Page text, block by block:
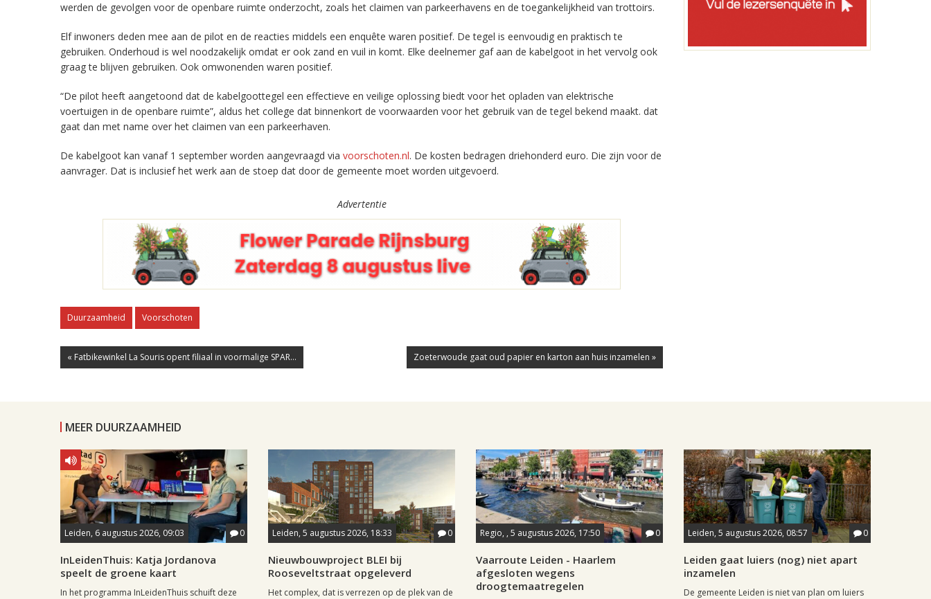
werden de gevolgen voor de openbare ruimte onderzocht, zoals het claimen van parkeerhavens en de toegankelijkheid van trottoirs.
Elf inwoners deden mee aan de pilot en de reacties middels een enquête waren positief. De tegel is eenvoudig en praktisch te
gebruiken. Onderhoud is wel noodzakelijk omdat er ook zand en vuil in komt. Elke deelnemer gaf aan de kabelgoot in het vervolg ook
graag te blijven gebruiken. Ook omwonenden waren positief.
“De pilot heeft aangetoond dat de kabelgoottegel een effectieve en veilige oplossing biedt voor het opladen van elektrische
voertuigen in de openbare ruimte”, aldus het college dat binnenkort de voorwaarden voor het gebruik van de tegel bekend maakt. dat
gaat dan met name over het claimen van een parkeerhaven.
De kabelgoot kan vanaf 1 september worden aangevraagd via voorschoten.nl. De kosten bedragen driehonderd euro. Die zijn voor de
aanvrager. Dat is inclusief het werk aan de stoep dat door de gemeente moet worden uitgevoerd.
Advertentie
Duurzaamheid Voorschoten
« Fatbikewinkel La Souris opent filiaal in voormalige SPAR... Zoeterwoude gaat oud papier en karton aan huis inzamelen »
MEER DUURZAAMHEID
Leiden, 6 augustus 2026, 09:03 0
InLeidenThuis: Katja Jordanova
speelt de groene kaart
In het programma InLeidenThuis schuift deze
Leiden, 5 augustus 2026, 18:33 0
Nieuwbouwproject BLEI bij
Rooseveltstraat opgeleverd
Het complex, dat is verrezen op de plek van de
Regio, , 5 augustus 2026, 17:50 0
Vaarroute Leiden - Haarlem
afgesloten wegens
droogtemaatregelen
Leiden, 5 augustus 2026, 08:57 0
Leiden gaat luiers (nog) niet apart
inzamelen
De gemeente Leiden is niet van plan om luiers